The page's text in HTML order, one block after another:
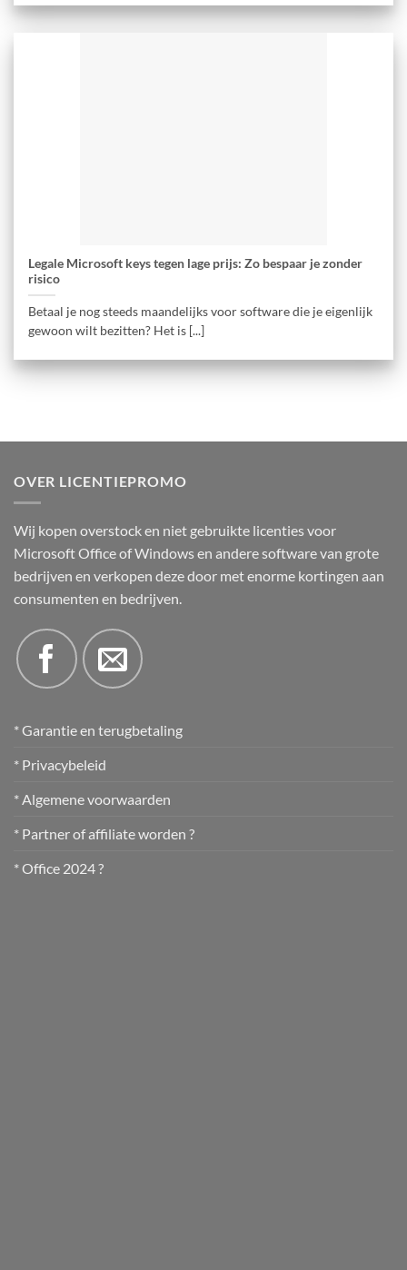
Legale Microsoft keys tegen lage prijs: Zo bespaar je zonder
risico
Betaal je nog steeds maandelijks voor software die je eigenlijk
gewoon wilt bezitten? Het is [...]
OVER LICENTIEPROMO
Wij kopen overstock en niet gebruikte licenties voor
Microsoft Office of Windows en andere software van grote
bedrijven en verkopen deze door met enorme kortingen aan
consumenten en bedrijven.
* Garantie en terugbetaling
* Privacybeleid
* Algemene voorwaarden
* Partner of affiliate worden ?
* Office 2024 ?